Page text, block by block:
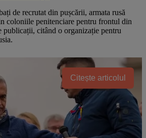
de recrutat din pușcării, armata rusă
coloniile penitenciare pentru frontul din
publicații, citând o organizație pentru
Citește articolul